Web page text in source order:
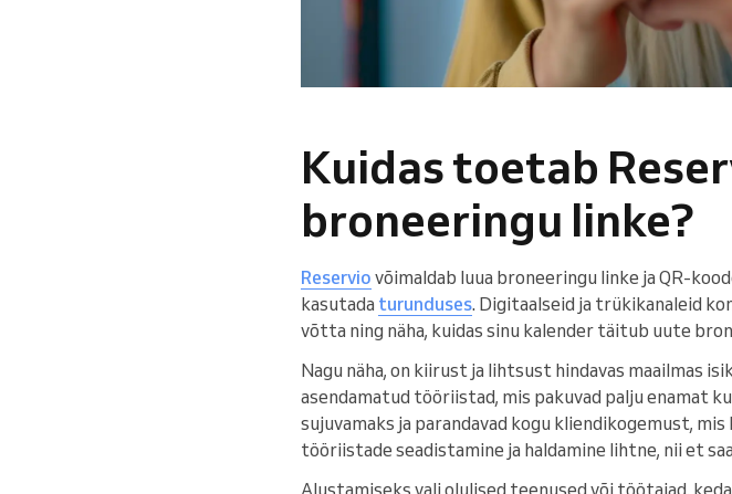
Kuidas toetab
broneeringu linke?
Reservio võimaldab luua broneeringu linke ja QR-
kasutada turunduses. Digitaalseid ja trükikanaleid
võtta ning näha, kuidas sinu kalender täitub uute
Nagu näha, on kiirust ja lihtsust hindavas maailmas
asendamatud tööriistad, mis pakuvad palju enamat
sujuvamaks ja parandavad kogu kliendikogemust,
tööriistade seadistamine ja haldamine lihtne, nii et
Alustamiseks vali olulised teenused või töötajad,